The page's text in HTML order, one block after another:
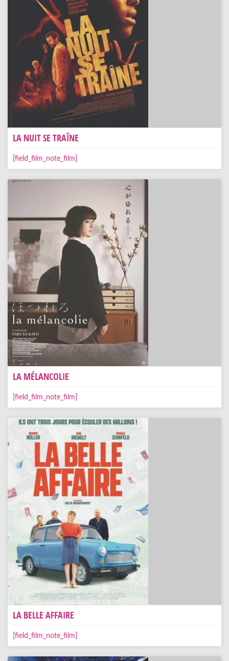
LA NUIT SE TRAÎNE
[field_film_note_film]
LA MÉLANCOLIE
[field_film_note_film]
LA BELLE AFFAIRE
[field_film_note_film]